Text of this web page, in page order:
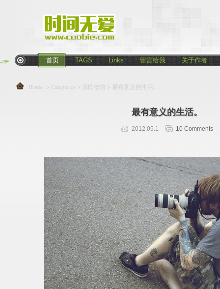
首页 TAGS Links 留言给我 关于作者
Home > Categories > 源氏物语 > 最有意义的生活。
最有意义的生活。
2012.05.1 10 Comments